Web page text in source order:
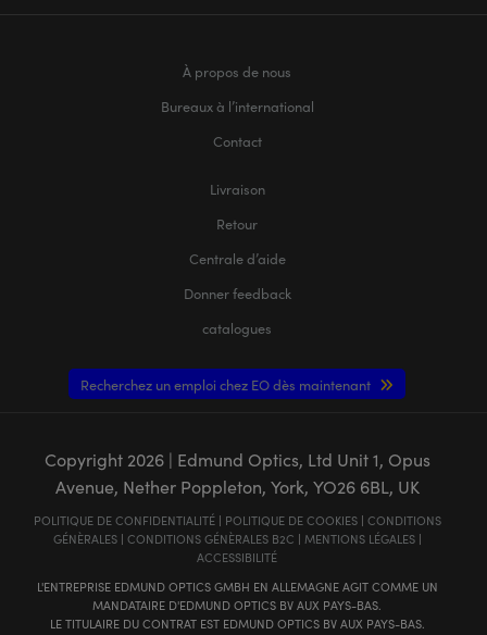
À propos de nous
Bureaux à l’international
Contact
Livraison
Retour
Centrale d’aide
Donner feedback
catalogues
Recherchez un emploi chez EO dès maintenant
Copyright 2026| Edmund Optics, Ltd Unit 1, Opus
Avenue, Nether Poppleton, York, YO26 6BL, UK
POLITIQUE DE CONFIDENTIALITÉ| POLITIQUE DE COOKIES| CONDITIONS
GÉNÈRALES| CONDITIONS GÉNÈRALES B2C | MENTIONS LÉGALES|
ACCESSIBILITÉ
L'ENTREPRISE EDMUND OPTICS GMBH EN ALLEMAGNE AGIT COMME UN
MANDATAIRE D'EDMUND OPTICS BV AUX PAYS-BAS.
LE TITULAIRE DU CONTRAT EST EDMUND OPTICS BV AUX PAYS-BAS.